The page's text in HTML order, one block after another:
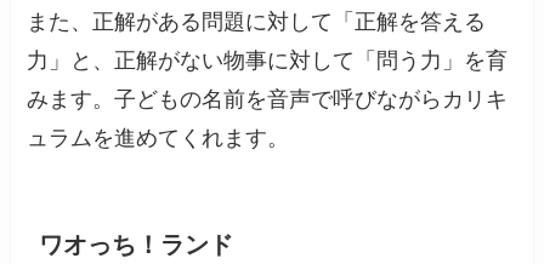
また、正解がある問題に対して「正解を答える
力」と、正解がない物事に対して「問う力」を育
みます。子どもの名前を音声で呼びながらカリキ
ュラムを進めてくれます。
ワオっち！ランド